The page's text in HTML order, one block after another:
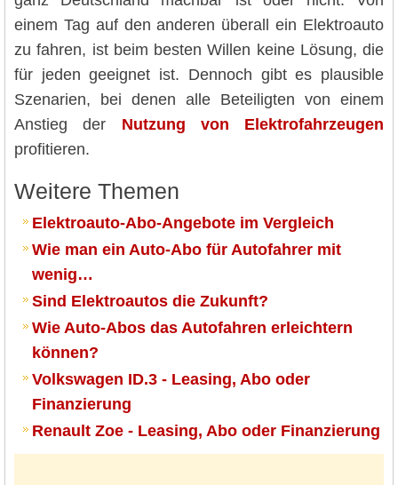
einem Tag auf den anderen überall ein Elektroauto
zu fahren, ist beim besten Willen keine Lösung, die
für jeden geeignet ist. Dennoch gibt es plausible
Szenarien, bei denen alle Beteiligten von einem
Anstieg der Nutzung von Elektrofahrzeugen
profitieren.
Weitere Themen
Elektroauto-Abo-Angebote im Vergleich
Wie man ein Auto-Abo für Autofahrer mit
wenig…
Sind Elektroautos die Zukunft?
Wie Auto-Abos das Autofahren erleichtern
können?
Volkswagen ID.3 - Leasing, Abo oder
Finanzierung
Renault Zoe - Leasing, Abo oder Finanzierung